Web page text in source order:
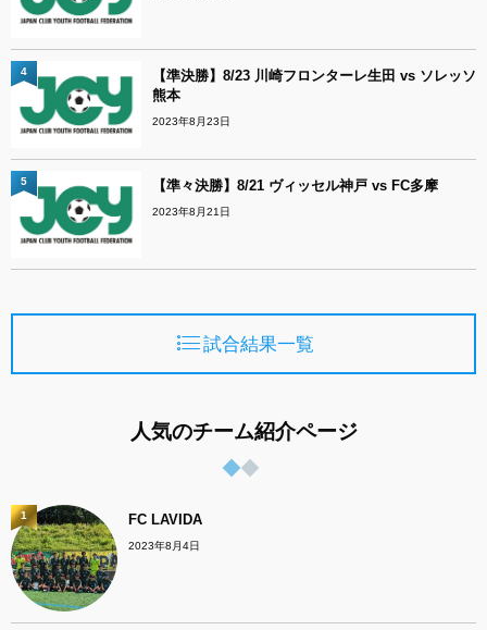
【準決勝】8/23 川崎フロンターレ生田 vs ソレッソ
熊本
2023年8月23日
4
【準々決勝】8/21 ヴィッセル神戸 vs FC多摩
2023年8月21日
5
試合結果一覧
人気のチーム紹介ページ
FC LAVIDA
2023年8月4日
1